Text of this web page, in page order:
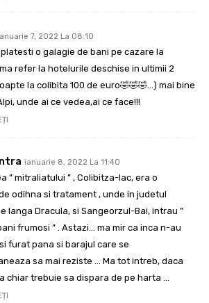
7, 2022 La 08:10
o galagie de bani pe cazare la
refer la hotelurile deschise in ultimii 2
la colibita 100 de euro🤣🤣🤣…) mai bine
unde ai ce vedea,ai ce face!!!
ianuarie 8, 2022 La 11:40
” mitraliatului ” , Colibitza-lac, era o
odihna si tratament , unde in judetul
langa Dracula, si Sangeorzul-Bai, intrau ”
frumosi ” . Astazi… ma mir ca inca n-au
furat pana si barajul care se
sa mai reziste … Ma tot intreb, daca
chiar trebuie sa dispara de pe harta …